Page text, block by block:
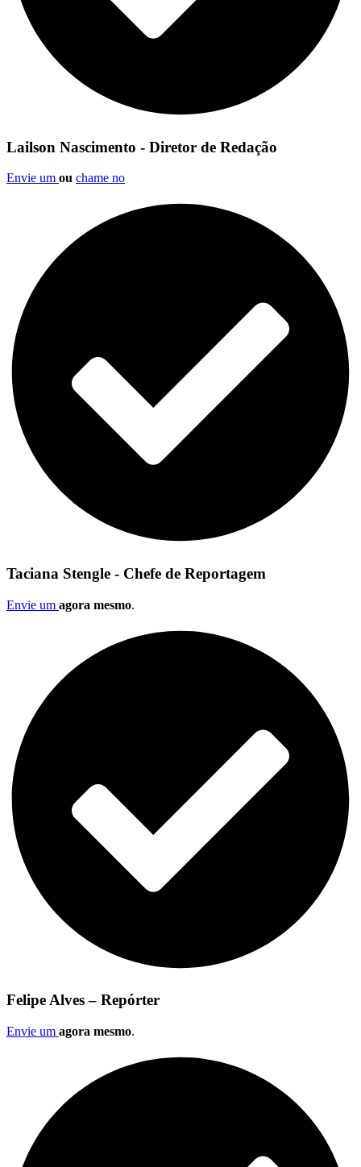
Lailson Nascimento - Diretor de Redação
Envie um ou chame no
Taciana Stengle - Chefe de Reportagem
Envie um agora mesmo.
Felipe Alves – Repórter
Envie um agora mesmo.